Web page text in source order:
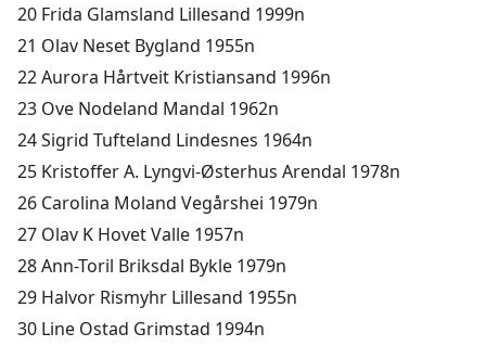
20 Frida Glamsland Lillesand 1999n
21 Olav Neset Bygland 1955n
22 Aurora Hårtveit Kristiansand 1996n
23 Ove Nodeland Mandal 1962n
24 Sigrid Tufteland Lindesnes 1964n
25 Kristoffer A. Lyngvi-Østerhus Arendal 1978n
26 Carolina Moland Vegårshei 1979n
27 Olav K Hovet Valle 1957n
28 Ann-Toril Briksdal Bykle 1979n
29 Halvor Rismyhr Lillesand 1955n
30 Line Ostad Grimstad 1994n